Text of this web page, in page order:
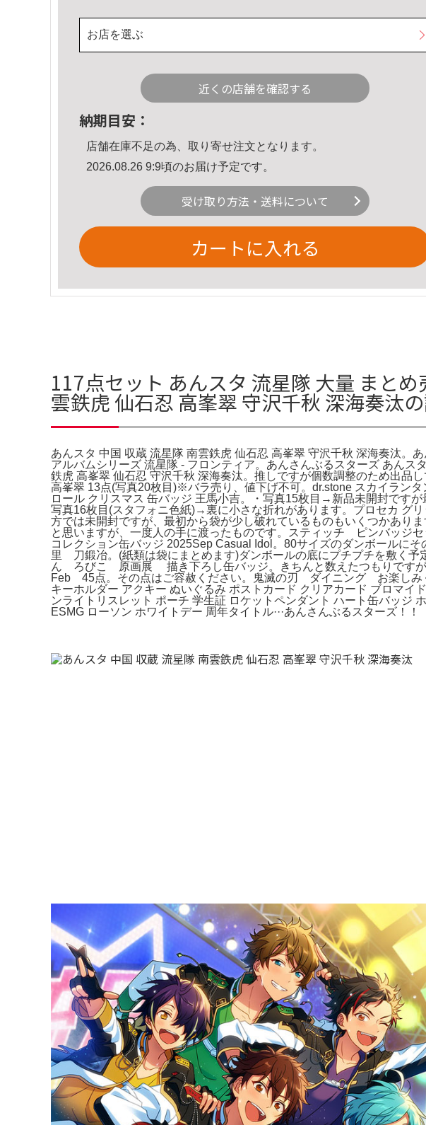
お店を選ぶ
近くの店舗を確認する
納期目安：
店舗在庫不足の為、取り寄せ注文となります。
2026.08.26 9:9頃のお届け予定です。
受け取り方法・送料について
カートに入れる
117点セット あんスタ 流星隊 大量 まと
雲鉄虎 仙石忍 高峯翠 守沢千秋 深海奏汰
あんスタ 中国 収蔵 流星隊 南雲鉄虎 仙石忍 高峯翠 守沢千秋 深海奏汰。
アルバムシリーズ 流星隊 - フロンティア。あんさんぶるスターズ あん
鉄虎 高峯翠 仙石忍 守沢千秋 深海奏汰。推しですが個数調整のため出品
高峯翠 13点(写真20枚目)※バラ売り、値下げ不可。dr.stone スカイラン
ロール クリスマス 缶バッジ 王馬小吉。・写真15枚目→新品未開封です
写真16枚目(スタフォニ色紙)→裏に小さな折れがあります。プロセカ グ
方では未開封ですが、最初から袋が少し破れているものもいくつかあり
と思いますが、一度人の手に渡ったものです。スティッチ ピンバッジ
コレクション缶バッジ 2025Sep Casual Idol。80サイズのダンボー
里 刀鍛冶。(紙類は袋にまとめます)ダンボールの底にプチプチを敷く
ん ろびこ 原画展 描き下ろし缶バッジ。きちんと数えたつもりです
Feb 45点。その点はご容赦ください。鬼滅の刃 ダイニング お楽し
キーホルダー アクキー ぬいぐるみ ポストカード クリアカード ブロマ
ンライトリスレット ポーチ 学生証 ロケットペンダント ハート缶バッジ
ESMG ローソン ホワイトデー 周年タイトル···あんさんぶるスターズ！！